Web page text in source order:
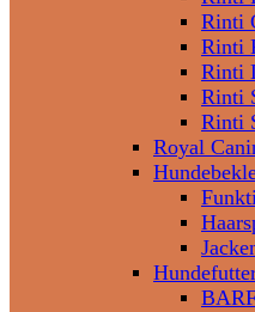
Rinti
Rinti
Rinti
Rinti
Rinti
Royal